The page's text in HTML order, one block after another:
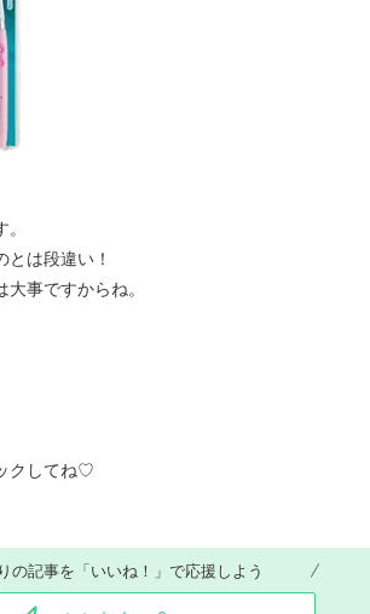
とは段違い！
事ですからね。
クしてね♡
の記事を「いいね！」で応援しよう